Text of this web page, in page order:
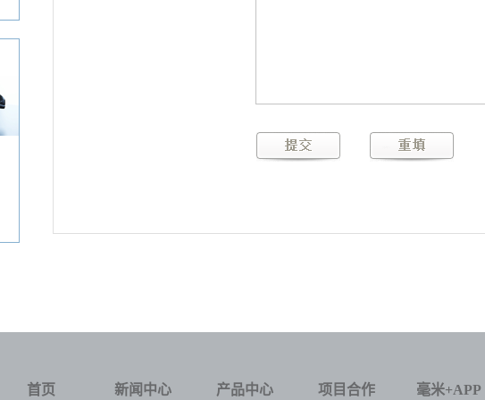
首页 新闻中心 产品中心 项目合作 毫米+APP